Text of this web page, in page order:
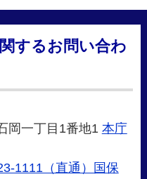
するお問い合わ
岡一丁目1番地1 本庁
1111（直通）国保